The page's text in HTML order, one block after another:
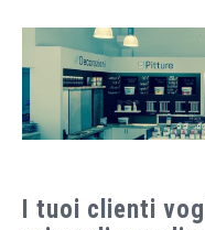
I tuoi clienti